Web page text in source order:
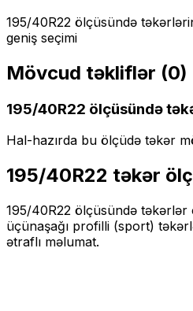
195/40R22 ölçüsündə
geniş seçimi
Mövcud təkliflər (0)
195/40R22 ölçüsündə
Hal-hazırda bu ölçüdə təkər
195/40R22 təkər
195/40R22 ölçüsündə təkərlər
üçünaşağı profilli (sport)
ətraflı məlumat.